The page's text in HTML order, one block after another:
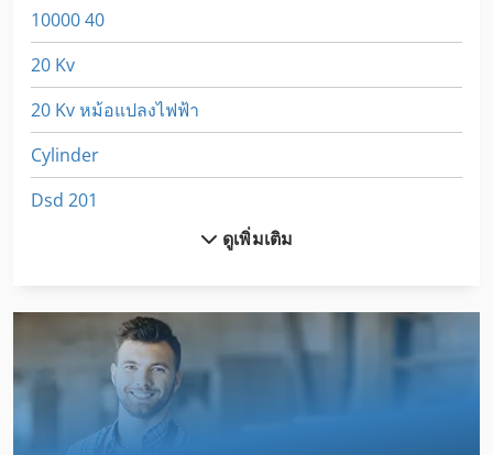
10000 40
20 Kv
20 Kv หม้อแปลงไฟฟ้า
Cylinder
Dsd 201
Frm D Midi
Gmx 200 Linear
ดูเพิ่มเติม